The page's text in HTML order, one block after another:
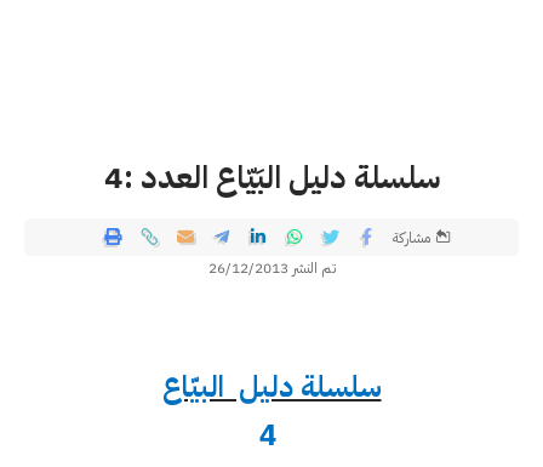
سلسلة دليل البَيّاع العدد :4
تم النشر 26/12/2013
مشاركة
سلسلة دليل البيّاع
4